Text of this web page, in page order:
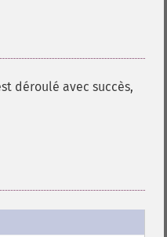
déroulé avec succès,